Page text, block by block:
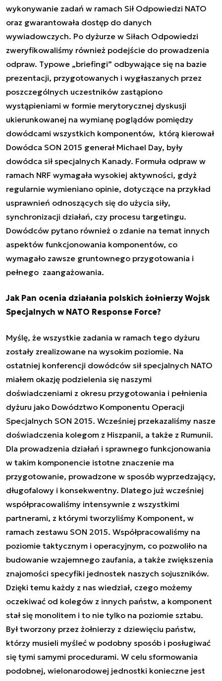
wykonywanie zadań w ramach Sił Odpowiedzi NATO
oraz gwarantowała dostęp do danych
wywiadowczych. Po dyżurze w Siłach Odpowiedzi
zweryfikowaliśmy również podejście do prowadzenia
odpraw. Typowe „briefingi” odbywające się na bazie
prezentacji, przygotowanych i wygłaszanych przez
poszczególnych uczestników zastąpiono
wystąpieniami w formie merytorycznej dyskusji
ukierunkowanej na wymianę poglądów pomiędzy
dowódcami wszystkich komponentów, którą kierował
Dowódca SON 2015 generał Michael Day, były
dowódca sił specjalnych Kanady. Formuła odpraw w
ramach NRF wymagała wysokiej aktywności, gdyż
regularnie wymieniano opinie, dotyczące na przykład
usprawnień odnoszących się do użycia siły,
synchronizacji działań, czy procesu targetingu.
Dowódców pytano również o zdanie na temat innych
aspektów funkcjonowania komponentów, co
wymagało zawsze gruntownego przygotowania i
pełnego zaangażowania.
Jak Pan ocenia działania polskich żołnierzy Wojsk
Specjalnych w NATO Response Force?
Myślę, że wszystkie zadania w ramach tego dyżuru
zostały zrealizowane na wysokim poziomie. Na
ostatniej konferencji dowódców sił specjalnych NATO
miałem okazję podzielenia się naszymi
doświadczeniami z okresu przygotowania i pełnienia
dyżuru jako Dowództwo Komponentu Operacji
Specjalnych SON 2015. Wcześniej przekazaliśmy nasze
doświadczenia kolegom z Hiszpanii, a także z Rumunii.
Dla prowadzenia działań i sprawnego funkcjonowania
w takim komponencie istotne znaczenie ma
przygotowanie, prowadzone w sposób wyprzedzający,
długofalowy i konsekwentny. Dlatego już wcześniej
współpracowaliśmy intensywnie z wszystkimi
partnerami, z którymi tworzyliśmy Komponent, w
ramach zestawu SON 2015. Współpracowaliśmy na
poziomie taktycznym i operacyjnym, co pozwoliło na
budowanie wzajemnego zaufania, a także zwiększenia
znajomości specyfiki jednostek naszych sojuszników.
Dzięki temu każdy z nas wiedział, czego możemy
oczekiwać od kolegów z innych państw, a komponent
stał się monolitem i to nie tylko na poziomie sztabu.
Był tworzony przez żołnierzy z dziewięciu państw,
którzy musieli myśleć w podobny sposób i posługiwać
się tymi samymi procedurami. W celu sformowania
podobnej, wielonarodowej jednostki konieczne jest